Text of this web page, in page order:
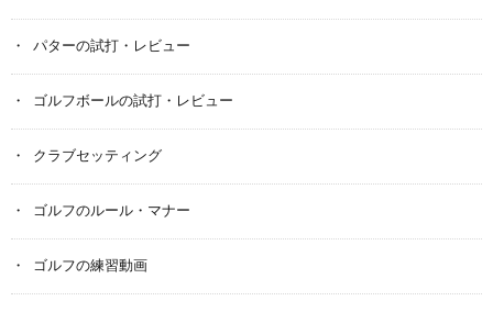
パターの試打・レビュー
ゴルフボールの試打・レビュー
クラブセッティング
ゴルフのルール・マナー
ゴルフの練習動画